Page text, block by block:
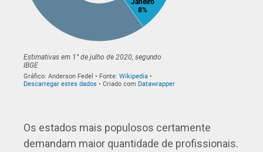
Os estados mais populosos certamente
demandam maior quantidade de profissionais.